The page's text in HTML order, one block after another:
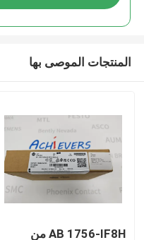
المنتجات الموصى بها
AB 1756-IF8H من